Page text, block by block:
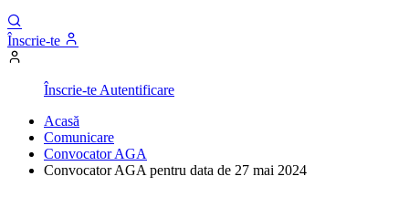
Înscrie-te
Înscrie-te Autentificare
Acasă
Comunicare
Convocator AGA
Convocator AGA pentru data de 27 mai 2024